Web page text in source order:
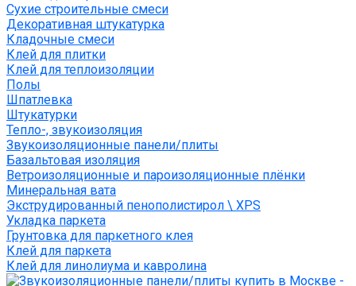
Сухие строительные смеси
Декоративная штукатурка
Кладочные смеси
Клей для плитки
Клей для теплоизоляции
Полы
Шпатлевка
Штукатурки
Тепло-, звукоизоляция
Звукоизоляционные панели/плиты
Базальтовая изоляция
Ветроизоляционные и пароизоляционные плёнки
Минеральная вата
Экструдированный пенополистирол \ XPS
Укладка паркета
Грунтовка для паркетного клея
Клей для паркета
Клей для линолиума и кавролина